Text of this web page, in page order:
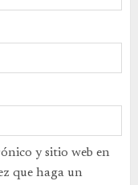
y sitio web en
que haga un